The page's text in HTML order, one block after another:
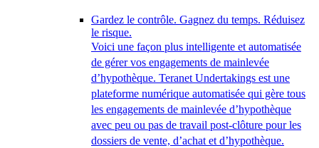
Gardez le contrôle. Gagnez du temps. Réduisez
le risque.
Voici une façon plus intelligente et automatisée
de gérer vos engagements de mainlevée
d’hypothèque. Teranet Undertakings est une
plateforme numérique automatisée qui gère tous
les engagements de mainlevée d’hypothèque
avec peu ou pas de travail post-clôture pour les
dossiers de vente, d’achat et d’hypothèque.